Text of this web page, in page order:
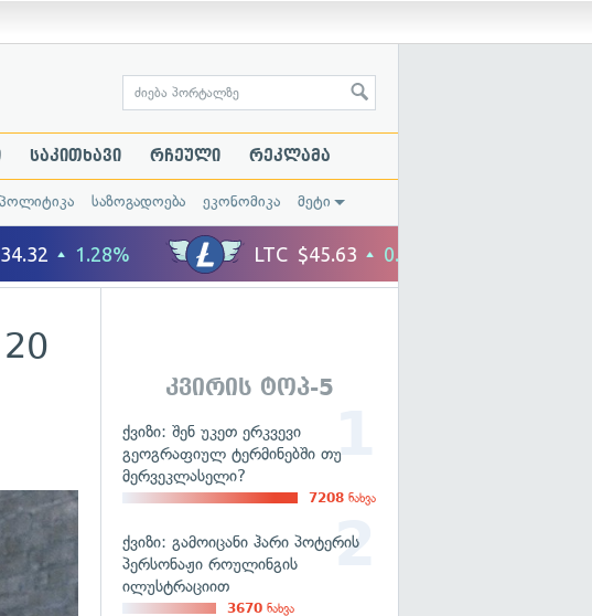
საკითხავი რჩეული რეკლამა
პოლიტიკა საზოგადოება ეკონომიკა მეტი
კვირის ტოპ-5
ქვიზი: შენ უკეთ ერკვევი
გეოგრაფიულ ტერმინებში თუ
მერვეკლასელი?
7208 ნახვა
ქვიზი: გამოიცანი ჰარი პოტერის
პერსონაჟი როულინგის
ილუსტრაციით
3670 ნახვა